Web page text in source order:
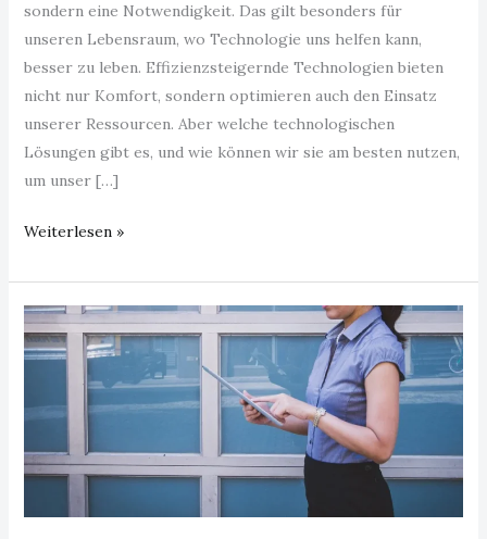
sondern eine Notwendigkeit. Das gilt besonders für
unseren Lebensraum, wo Technologie uns helfen kann,
besser zu leben. Effizienzsteigernde Technologien bieten
nicht nur Komfort, sondern optimieren auch den Einsatz
unserer Ressourcen. Aber welche technologischen
Lösungen gibt es, und wie können wir sie am besten nutzen,
um unser […]
Weiterlesen »
Überall
arbeiten